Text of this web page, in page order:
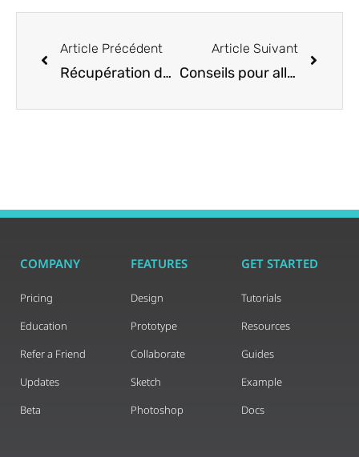
Article Précédent
Récupération de données
Article Suivant
Conseils pour allumer ou démarrer votre PC
COMPANY
Pricing
Education
Refer a Friend
Updates
Beta
FEATURES
Design
Prototype
Collaborate
Sketch
Photoshop
GET STARTED
Tutorials
Resources
Guides
Example
Docs